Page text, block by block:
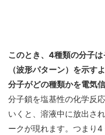
このとき、4種類の分子
（波形パターン）を示す
分子がどの種類かを電気
分子鎖を塩基性の化学反
いくと、溶液中に放出さ
ークが現れます。つまり